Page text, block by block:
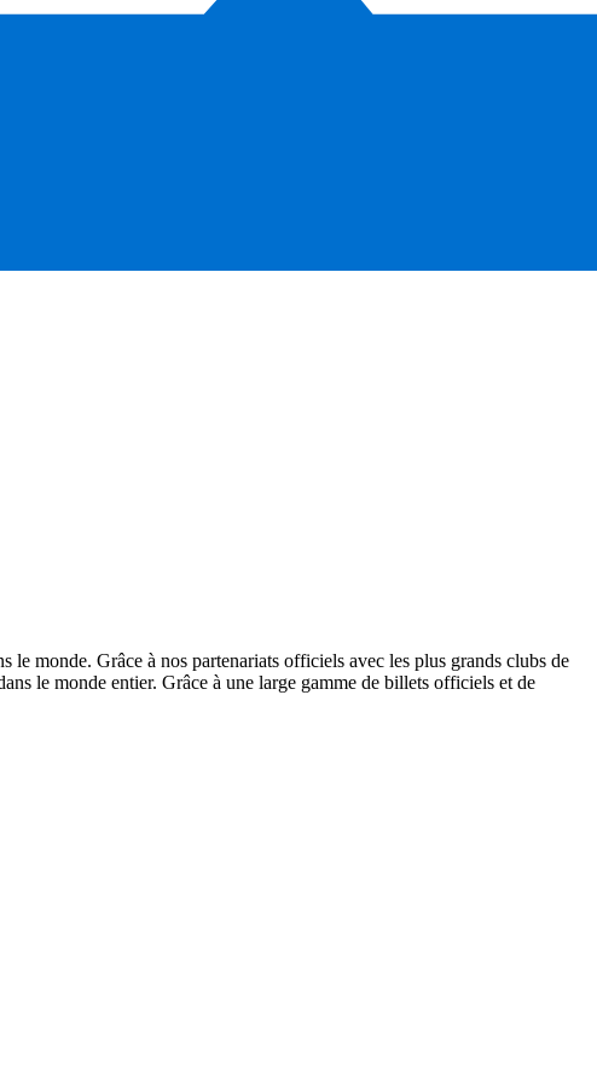
monde. Grâce à nos partenariats officiels avec les plus grands clubs de
le monde entier. Grâce à une large gamme de billets officiels et de